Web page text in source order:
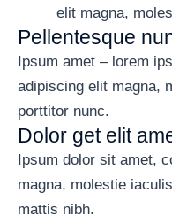
elit magna,
Pellentesque
Ipsum amet – lorem
adipiscing elit magna,
porttitor nunc.
Dolor get elit
Ipsum dolor sit amet,
magna, molestie
mattis nibh.